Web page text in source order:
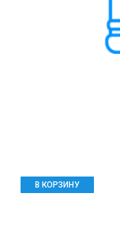
В КОРЗИНУ